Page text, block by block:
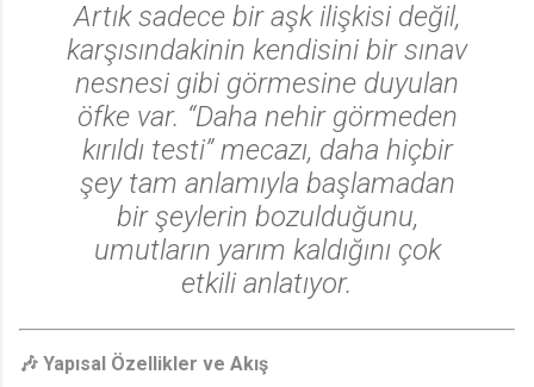
Artık sadece bir aşk ilişkisi değil,
karşısındakinin kendisini bir sınav
nesnesi gibi görmesine duyulan
öfke var. “Daha nehir görmeden
kırıldı testi” mecazı, daha hiçbir
şey tam anlamıyla başlamadan
bir şeylerin bozulduğunu,
umutların yarım kaldığını çok
etkili anlatıyor.
🎶 Yapısal Özellikler ve Akış
🎶